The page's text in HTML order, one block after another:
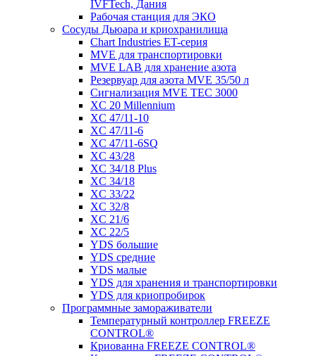
IVFTech, Дания
Рабочая станция для ЭКО
Сосуды Дьюара и криохранилища
Chart Industries ET-серия
MVE для транспортировки
MVE LAB для хранение азота
Резервуар для азота MVE 35/50 л
Сигнализация MVE TEC 3000
XC 20 Millennium
XC 47/11-10
XC 47/11-6
XC 47/11-6SQ
XC 43/28
XC 34/18 Plus
XC 34/18
XC 33/22
XC 32/8
XC 21/6
XC 22/5
YDS большие
YDS средние
YDS малые
YDS для хранения и транспортировки
YDS для криопробирок
Программные замораживатели
Температурный контроллер FREEZE
CONTROL®
Криованна FREEZE CONTROL®